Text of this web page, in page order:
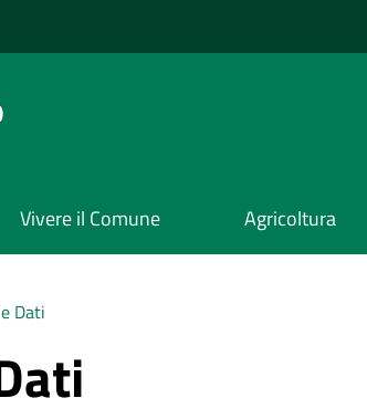
Vivere il Comune Agricoltura
Dati